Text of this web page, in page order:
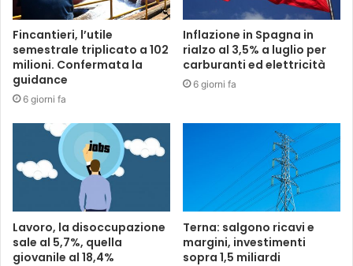
Fincantieri, l’utile
semestrale triplicato a 102
milioni. Confermata la
guidance
6 giorni fa
Inflazione in Spagna in
rialzo al 3,5% a luglio per
carburanti ed elettricità
6 giorni fa
Lavoro, la disoccupazione
sale al 5,7%, quella
giovanile al 18,4%
Terna: salgono ricavi e
margini, investimenti
sopra 1,5 miliardi